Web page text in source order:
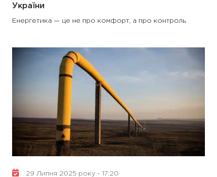
України
Енергетика — це не про комфорт, а про контроль
29 Липня 2025 року - 17:20